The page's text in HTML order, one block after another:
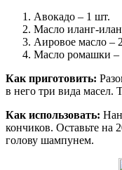
Авокадо – 1 шт.
Масло иланг-
Аировое масло –
Масло ромашки –
Как приготовить:
в него три вида масел.
Как использовать:
кончиков. Оставьте
голову шампунем.